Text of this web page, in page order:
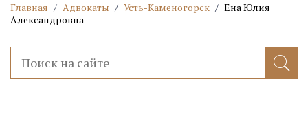
Главная / Адвокаты / Усть-Каменогорск / Ена Юлия
Александровна